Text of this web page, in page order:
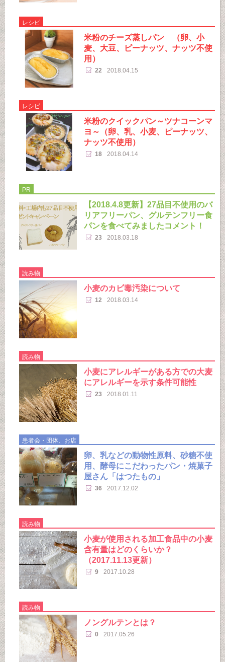
レシピ
米粉のチーズ蒸しパン （卵、小
麦、大豆、ピーナッツ、ナッツ不使
用）
22 2018.04.15
レシピ
米粉のクイックパン～ツナコーンマ
ヨ～（卵、乳、小麦、ピーナッツ、
ナッツ不使用）
18 2018.04.14
PR
【2018.4.8更新】27品目不使用のバ
リアフリーパン、グルテンフリー食
パンを食べてみましたコメント！
23 2018.03.18
読み物
小麦のカビ毒汚染について
12 2018.03.14
読み物
小麦にアレルギーがある方での大麦
にアレルギーを示す条件可能性
23 2018.01.11
患者会・団体、お店
卵、乳などの動物性原料、砂糖不使
用、酵母にこだわったパン・焼菓子
屋さん「はつたもの」
36 2017.12.02
読み物
小麦が使用される加工食品中の小麦
含有量はどのくらいか？
（2017.11.13更新）
9 2017.10.28
読み物
ノングルテンとは？
0 2017.05.26